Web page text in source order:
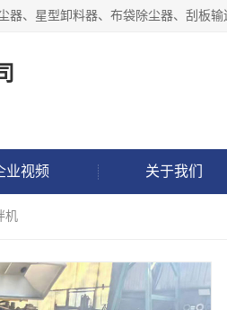
业视频 关于我们
机